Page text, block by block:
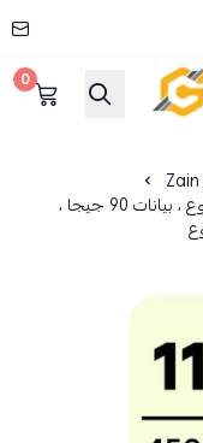
0
شريحة جديده زين باقة شباب 119 ١لمده ١٢ اسبوع ، بيانات 90 جيجا ،